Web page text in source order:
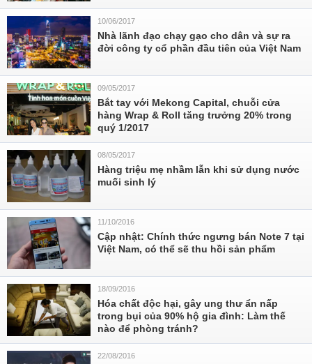
10/06/2017
Nhà lãnh đạo chạy gạo cho dân và sự ra
đời công ty cổ phần đầu tiên của Việt Nam
09/05/2017
Bắt tay với Mekong Capital, chuỗi cửa
hàng Wrap & Roll tăng trưởng 20% trong
quý 1/2017
08/05/2017
Hàng triệu mẹ nhầm lẫn khi sử dụng nước
muối sinh lý
11/10/2016
Cập nhật: Chính thức ngưng bán Note 7 tại
Việt Nam, có thể sẽ thu hồi sản phẩm
18/09/2016
Hóa chất độc hại, gây ung thư ẩn nấp
trong bụi của 90% hộ gia đình: Làm thế
nào để phòng tránh?
22/08/2016